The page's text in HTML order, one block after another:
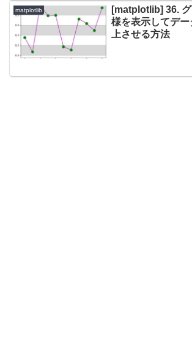
matplotlib
[matplotlib] 36.
様を表示してデ
上させる方法